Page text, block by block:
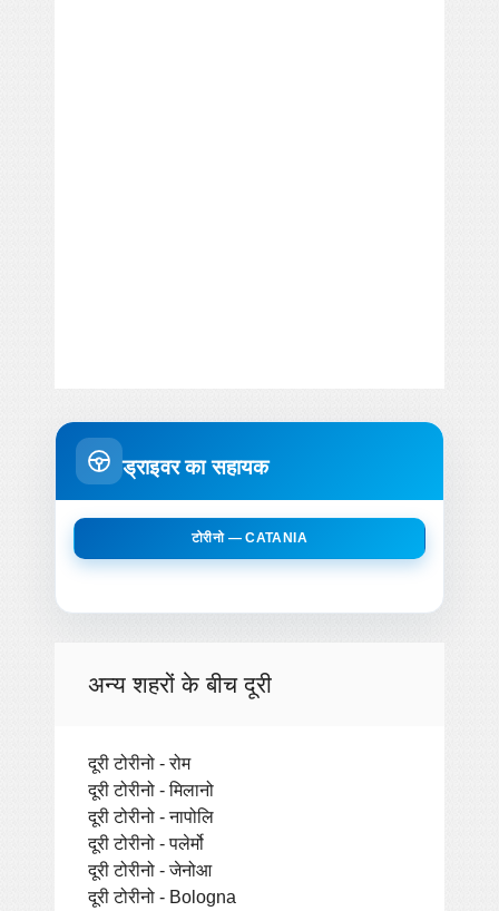
ड्राइवर का सहायक
टोरीनो — CATANIA
अन्य शहरों के बीच दूरी
दूरी टोरीनो - रोम
दूरी टोरीनो - मिलानो
दूरी टोरीनो - नापोलि
दूरी टोरीनो - पलेर्मो
दूरी टोरीनो - जेनोआ
दूरी टोरीनो - Bologna